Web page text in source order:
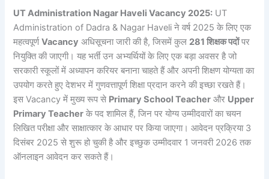
UT Administration Nagar Haveli Vacancy 2025: UT
Administration of Dadra & Nagar Haveli ने वर्ष 2025 के लिए एक
महत्वपूर्णVacancy अधिसूचना जारी की है, जिसमें कुल 281 शिक्षक पदोंपर
नियुक्ति की जाएगी। यह भर्ती उन अभ्यर्थियों के लिए एक बड़ा अवसर है जो
सरकारी स्कूलों में अध्यापन करियर बनाना चाहते हैं और अपनी शिक्षण योग्यता का
उपयोग करते हुए देशभर में गुणवत्तापूर्ण शिक्षा प्रदान करने की इच्छा रखते हैं।
इस Vacancy में मुख्य रूप से Primary School Teacher और Upper
Primary Teacher के पद शामिल हैं, जिन पर योग्य उम्मीदवारों का चयन
लिखित परीक्षा और साक्षात्कार के आधार पर किया जाएगा। आवेदन प्रक्रिया 3
दिसंबर 2025 से शुरू हो चुकी है और इच्छुक उम्मीदवार 1 जनवरी 2026 तक
ऑनलाइन आवेदन कर सकते हैं।